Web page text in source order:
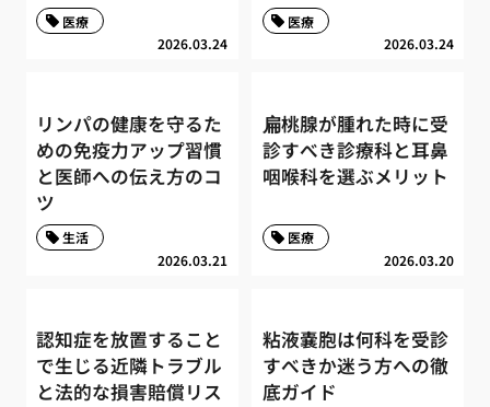
2026.03.24
医療
2026.03.24
医療
リンパの健康を守るた
めの免疫力アップ習慣
と医師への伝え方のコ
ツ
2026.03.21
生活
扁桃腺が腫れた時に受
診すべき診療科と耳鼻
咽喉科を選ぶメリット
2026.03.20
医療
認知症を放置すること
で生じる近隣トラブル
と法的な損害賠償リス
粘液嚢胞は何科を受診
すべきか迷う方への徹
底ガイド